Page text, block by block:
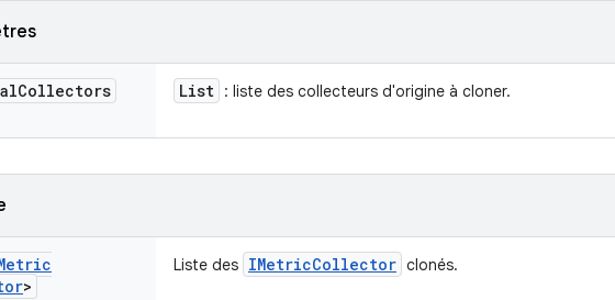
Collectors List : liste des collecteurs d'origine à cloner.
>
Liste des IMetricCollector clonés.